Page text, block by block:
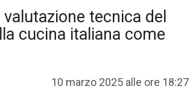
tecnica del
cucina italiana come
10 marzo 2025 alle ore 18:27